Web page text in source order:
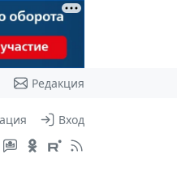
Редакция
Вход